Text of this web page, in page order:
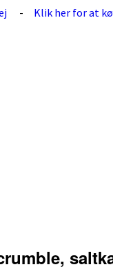
- Klik her for at